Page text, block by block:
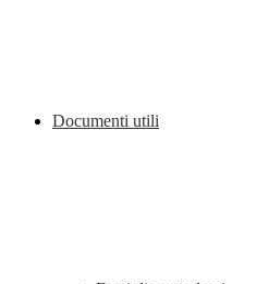
Documenti utili